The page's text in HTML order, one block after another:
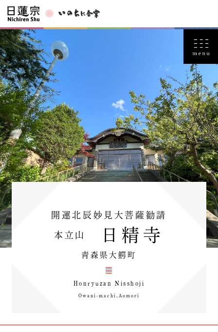
開運北辰妙見大菩薩勧請
本立山 日精寺
青森県大鰐町
Honryuzan Nisshoji
Owani-machi,Aomori